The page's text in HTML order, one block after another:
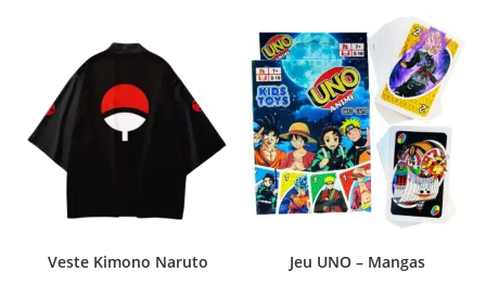
Veste Kimono Naruto Jeu UNO – Mangas